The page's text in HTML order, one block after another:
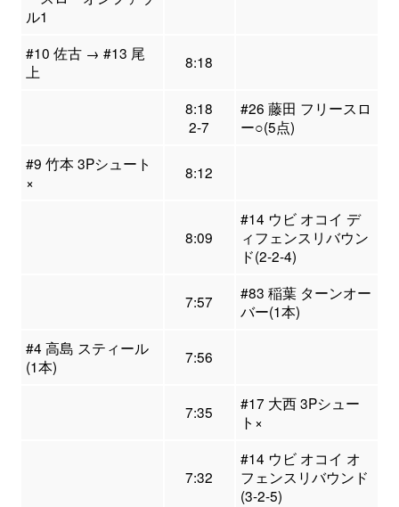
ル1
#10 佐古 → #13 尾
上
8:18
8:18
2-7
#26 藤田 フリースロ
ー○(5点)
#9 竹本 3Pシュート
×
8:12
8:09
#14 ウビ オコイ デ
ィフェンスリバウン
ド(2-2-4)
7:57
#83 稲葉 ターンオー
バー(1本)
#4 高島 スティール
(1本)
7:56
7:35
#17 大西 3Pシュー
ト×
7:32
#14 ウビ オコイ オ
フェンスリバウンド
(3-2-5)